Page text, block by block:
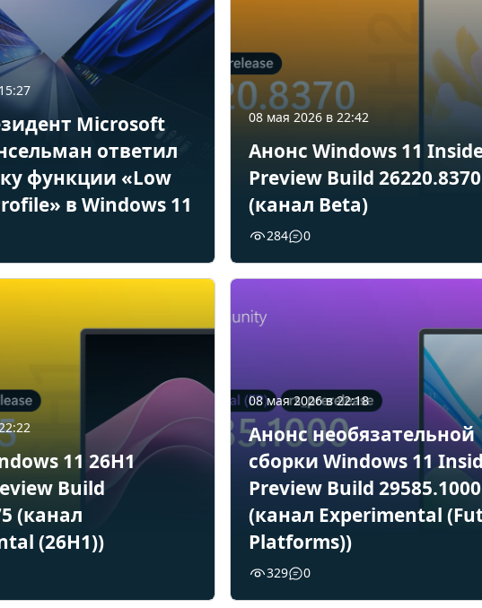
Microsoft
ответил
функции «Low
в Windows 11
08 мая 2026 в 22:42
Анонс Windows 11
Preview Build 26220.8370
(канал Beta)
284 0
11 26H1
Build
(канал
(26H1))
08 мая 2026 в 22:18
Анонс необязательной
сборки Windows 11
Preview Build 29585.1000
(канал Experimental
Platforms))
329 0